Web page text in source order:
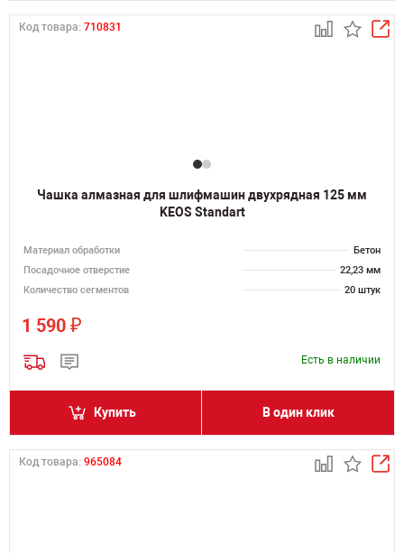
Код товара: 710831
Чашка алмазная для шлифмашин двухрядная 125 мм
KEOS Standart
Материал обработки
Бетон
Посадочное отверстие
22,23 мм
Количество сегментов
20 штук
1 590 ₽
Есть в наличии
Купить В один клик
Код товара: 965084